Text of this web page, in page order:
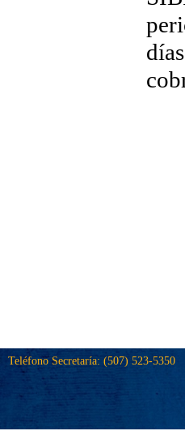
Teléfono Secretaría: (507) 523-5350